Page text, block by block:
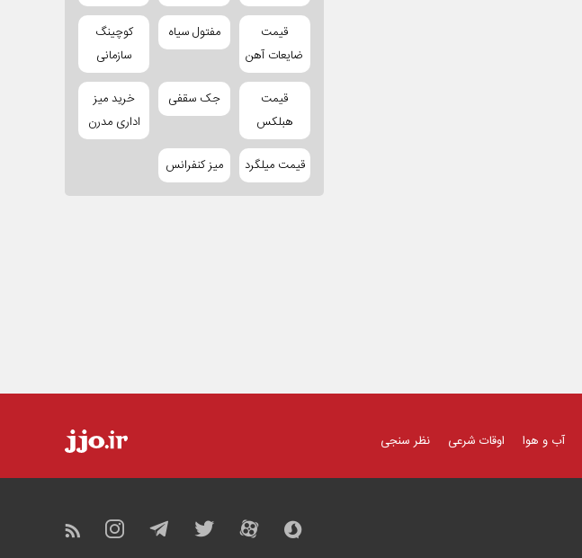
قیمت
ضایعات آهن
مفتول سیاه
کوچینگ
سازمانی
قیمت
هبلکس
جک سقفی
خرید میز
اداری مدرن
قیمت میلگرد میز کنفرانس
آب و هوا اوقات شرعی نظر سنجی